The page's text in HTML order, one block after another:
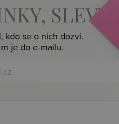
kdo se o nich dozví.
je do e-mailu.